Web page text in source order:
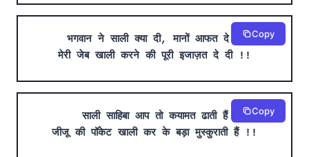
भगवान ने साली क्या दी, मानों आफत दे दी
मेरी जेब खाली करने की पूरी इजाज़त दे दी !!
Copy
साली साहिबा आप तो कयामत ढाती हैं
जीजू की पॉकेट खाली कर के बड़ा मुस्कुराती हैं !!
Copy